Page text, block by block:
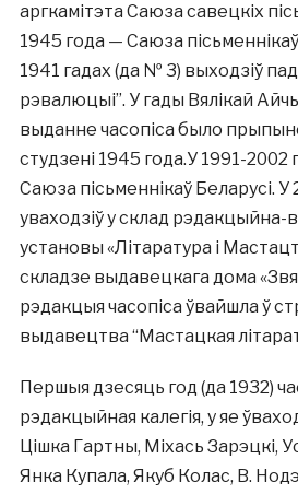
аргкамітэта Саюза савецкіх
1945 года — Саюза
1941 гадах (да № 3) выходзіў
рэвалюцыі”. У гады Вялікай
выданне часопіса было
студзені 1945 года.У 1991-2002
Саюза пісьменнікаў Беларусі.
уваходзіў у склад
установы «Літаратура і
складзе выдавецкага дома
рэдакцыя часопіса ўвайшла ў
выдавецтва “Мастацкая
Першыя дзесяць год (да 1932)
рэдакцыйная калегія, у яе
Цішка Гартны, Міхась Зарэцкі,
Янка Купала, Якуб Колас, В.